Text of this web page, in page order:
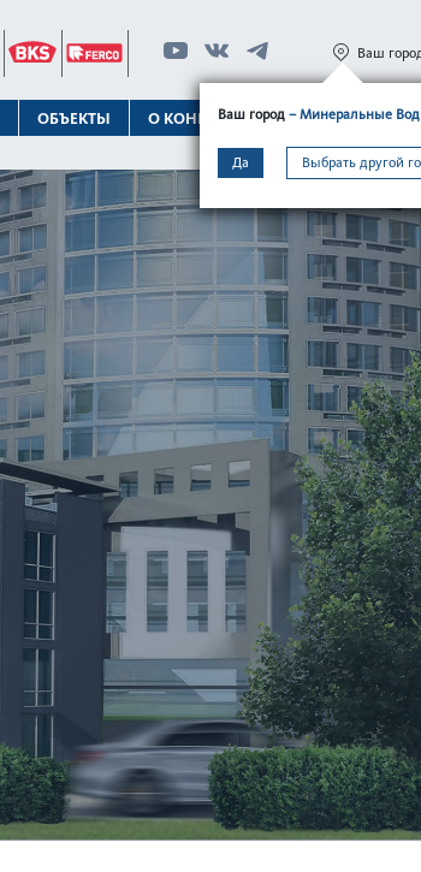
ОБЪЕКТЫ О КОНЦЕРНЕ ТЕХПОДДЕРЖКА
Ваш город – Минеральные
Да Выбрать другой
Ваш